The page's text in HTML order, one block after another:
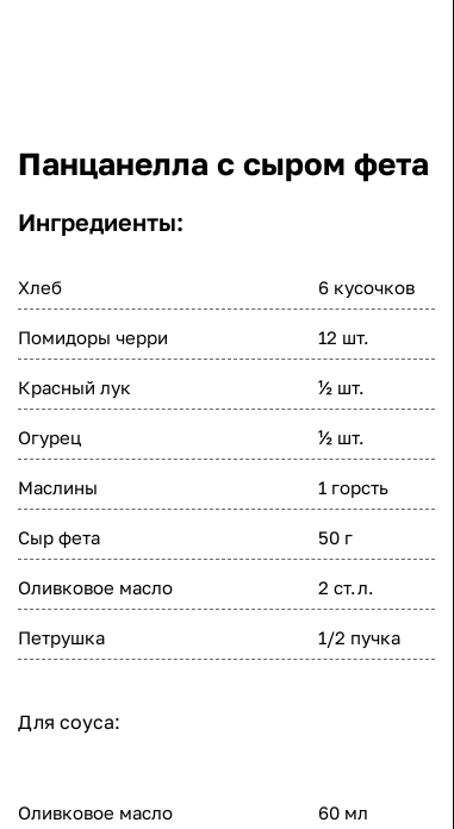
Панцанелла с сыром фета
Ингредиенты:
Хлеб 6 кусочков
Помидоры черри 12 шт.
Красный лук ½ шт.
Огурец ½ шт.
Маслины 1 горсть
Сыр фета 50 г
Оливковое масло 2 ст.л.
Петрушка 1/2 пучка
Для соуса:
Оливковое масло 60 мл